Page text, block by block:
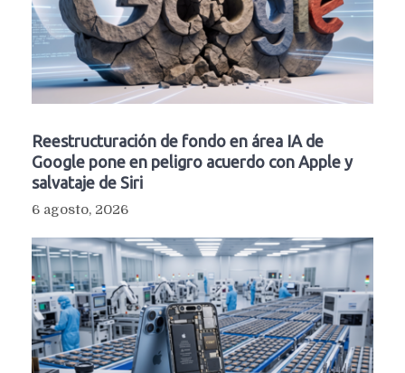
Reestructuración de fondo en área IA de
Google pone en peligro acuerdo con Apple y
salvataje de Siri
6 agosto, 2026